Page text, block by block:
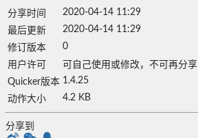
分享时间
2020-04-14 11:29
最后更新
2020-04-14 11:29
修订版本
0
用户许可
可自己使用或修改，不可再分享
Quicker版本 1.4.25
动作大小
4.2 KB
分享到